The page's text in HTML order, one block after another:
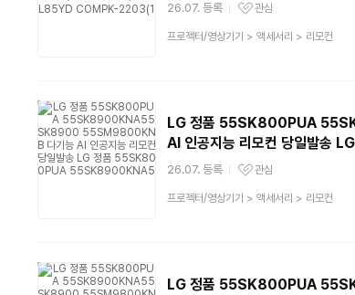
26.07. 등록
관심상품
관심
상
프로젝터/영상기기 > 액세서리 > 리모컨
LG 정품 55SK800PUA
AI 인공지능 리모컨 당일발
26.07. 등록
관심상품
관심
상
프로젝터/영상기기 > 액세서리 > 리모컨
LG 정품 55SK800PUA